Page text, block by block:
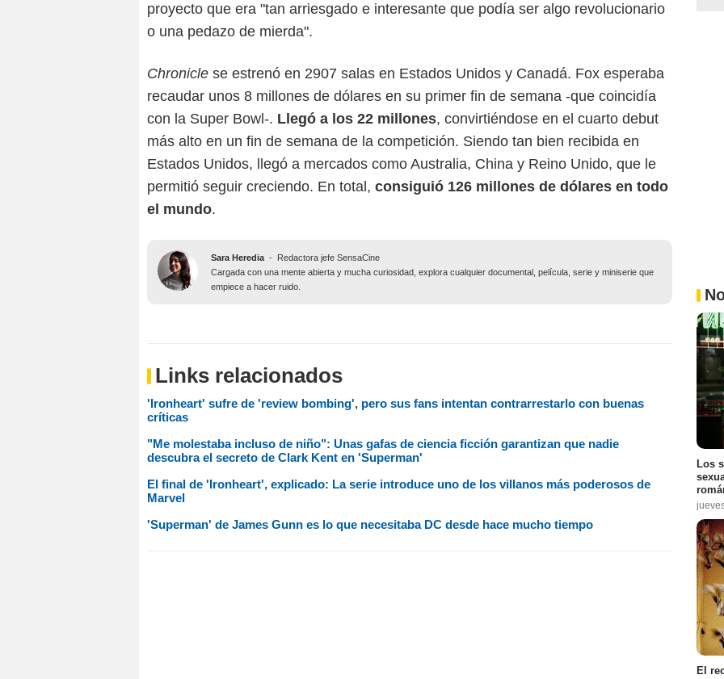
proyecto que era "tan arriesgado e interesante que podía ser algo revolucionario
o una pedazo de mierda".
Chronicle se estrenó en 2907 salas en Estados Unidos y Canadá. Fox esperaba
recaudar unos 8 millones de dólares en su primer fin de semana -que coincidía
con la Super Bowl-. Llegó a los 22 millones, convirtiéndose en el cuarto debut
más alto en un fin de semana de la competición. Siendo tan bien recibida en
Estados Unidos, llegó a mercados como Australia, China y Reino Unido, que le
permitió seguir creciendo. En total, consiguió 126 millones de dólares en todo
el mundo.
Sara Heredia -
Redactora jefe SensaCine
Cargada con una mente abierta y mucha curiosidad, explora cualquier documental, película, serie y miniserie que
empiece a hacer ruido.
Links relacionados
'Ironheart' sufre de 'review bombing', pero sus fans intentan contrarrestarlo con buenas
críticas
"Me molestaba incluso de niño": Unas gafas de ciencia ficción garantizan que nadie
descubra el secreto de Clark Kent en 'Superman'
El final de 'Ironheart', explicado: La serie introduce uno de los villanos más poderosos de
Marvel
'Superman' de James Gunn es lo que necesitaba DC desde hace mucho tiempo
Los
El